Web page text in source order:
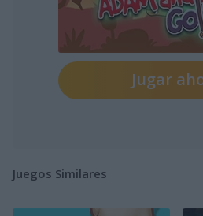
Jugar
Juegos Similares